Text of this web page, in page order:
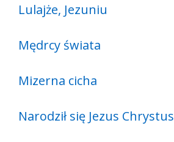
Lulajże, Jezuniu
Mędrcy świata
Mizerna cicha
Narodził się Jezus Chrystus